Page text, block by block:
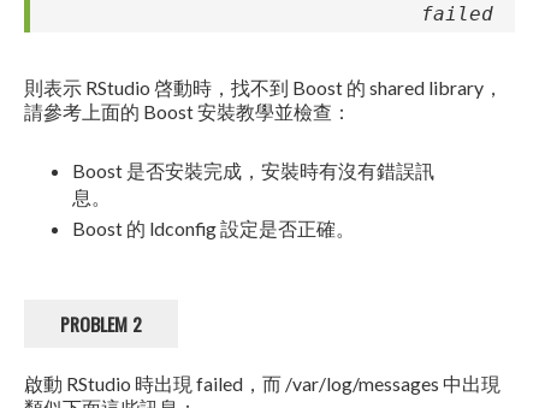
failed
則表示 RStudio 啓動時，找不到 Boost 的 shared library，
請參考上面的 Boost 安裝教學並檢查：
Boost 是否安裝完成，安裝時有沒有錯誤訊
息。
Boost 的 ldconfig 設定是否正確。
PROBLEM 2
啟動 RStudio 時出現 failed，而 /var/log/messages 中出現